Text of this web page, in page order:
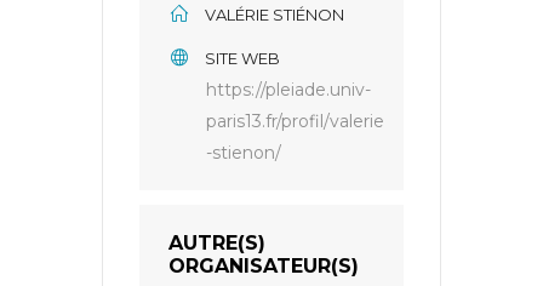
VALÉRIE STIÉNON
SITE WEB
https://pleiade.univ-
paris13.fr/profil/valerie
-stienon/
AUTRE(S)
ORGANISATEUR(S)